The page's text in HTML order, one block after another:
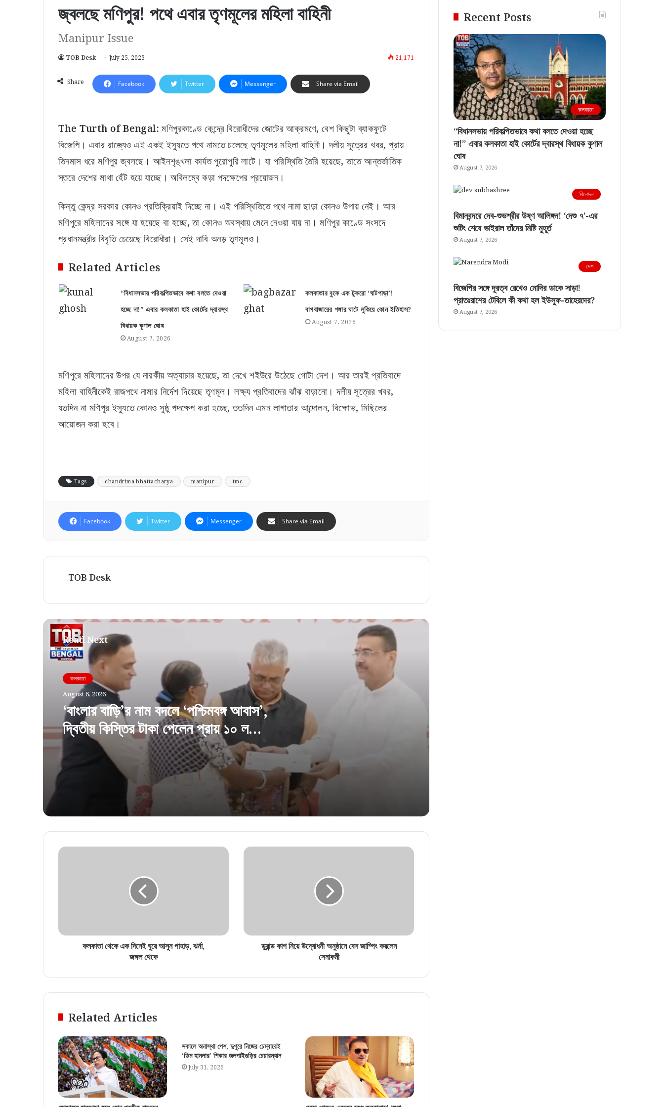
জ্বলছে মণিপুর! পথে এবার তৃণমূলের মহিলা বাহিনী
Manipur Issue
TOB Desk July 25, 2023 21,171
Share Facebook Twitter Messenger Share via Email
The Turth of Bengal: মণিপুরকাণ্ডে কেন্দ্রে বিরোধীদের জোটের আক্রমণে, বেশ কিছুটা ব্যাকফুটে
বিজেপি। এবার রাজ্যেও এই একই ইস্যুতে পথে নামতে চলেছে তৃণমূলের মহিলা বাহিনী। দলীয় সূত্রের খবর, প্রায়
তিনমাস ধরে মণিপুর জ্বলছে। আইনশৃঙ্খলা কার্যত পুরোপুরি লাটে। যা পরিস্থিতি তৈরি হয়েছে, তাতে আন্তর্জাতিক
স্তরে দেশের মাথা হেঁট হয়ে যাচ্ছে। অবিলম্বে কড়া পদক্ষেপের প্রয়োজন।
কিন্তু কেন্দ্র সরকার কোনও প্রতিক্রিয়াই দিচ্ছে না। এই পরিস্থিতিতে পথে নামা ছাড়া কোনও উপায় নেই। আর
মণিপুরে মহিলাদের সঙ্গে যা হয়েছে বা হচ্ছে, তা কোনও অবস্থায় মেনে নেওয়া যায় না। মণিপুর কাণ্ডে সংসদে
প্রধানমন্ত্রীর বিবৃতি চেয়েছে বিরোধীরা। সেই দাবি অনড় তৃণমূলও।
Related Articles
“বিধানসভায় পরিকল্পিতভাবে কথা বলতে দেওয়া
হচ্ছে না!” এবার কলকাতা হাই কোর্টের দ্বারস্থ
বিধায়ক কুণাল ঘোষ
August 7, 2026
কলকাতার বুকে এক টুকরো ‘ঘাটপাড়া’!
বাগবাজারের গঙ্গার ঘাটে লুকিয়ে কোন ইতিহাস?
August 7, 2026
মণিপুরে মহিলাদের উপর যে নারকীয় অত্যাচার হয়েছে, তা দেখে শইউরে উঠেছে গোটা দেশ। আর তারই প্রতিবাদে
মহিলা বাহিনীকেই রাজপথে নামার নির্দেশ দিয়েছে তৃণমূল। লক্ষ্য প্রতিবাদের ঝাঁঝ বাড়ানো। দলীয় সূত্রের খবর,
যতদিন না মণিপুর ইস্যুতে কোনও সুষ্ঠু পদক্ষেপ করা হচ্ছে, ততদিন এমন লাগাতার আন্দোলন, বিক্ষোভ, মিছিলের
আয়োজন করা হবে।
Tags chandrima bhattacharya manipur tmc
Facebook Twitter Messenger Share via Email
TOB Desk
Read Next
কলকাতা
August 6, 2026
‘বাংলার বাড়ি’র নাম বদলে ‘পশ্চিমবঙ্গ আবাস’,
দ্বিতীয় কিস্তির টাকা পেলেন প্রায় ১০ লক্ষ
উপভোক্তা
“তিন মাসে আবহাওয়া বদলাচ্ছে!” মিলন মেলায়
তোলাবাজি ও কাটমানি নিয়ে কড়া হুঙ্কার মুখ্যমন্ত্রীর
ফিরল ময়দানের এলিয়ট পার্কের পুরনো রূপ! টিনের বেড়া
সরিয়ে নাম না করে মমতাকে খোঁচা শুভেন্দুর
১২৫ দিনের কাজে ভুয়ো জব কার্ডের বিরুদ্ধে কড়া
অভিযান, অবৈধ চিহ্নিত ২১ লক্ষের বেশি কার্ড
মাঝরাস্তায় বিপদে পড়লেই ডায়াল ১০৭৩! নাগরিকদের
সুবিধার্থে কলকাতা পুলিশের বড় উদ্যোগ
মার্লিন গ্রুপ ও সিএসজেসি-এর উদ্যোগে ‘মার্লিন
কলকাতা থেকে এক দিনেই ঘুরে আসুন পাহাড়, ঝর্না,
জঙ্গল থেকে
ডুরান্ড কাপ নিয়ে উদ্বোধনী অনুষ্ঠানে বেস জাম্পিং করলেন
সেনাকর্মী
Related Articles
সকালে অনাস্থা পেশ, দুপুরে নিজের চেম্বারেই
‘ডিম হামলার’ শিকার জলপাইগুড়ির চেয়ারম্যান
July 31, 2026
Recent Posts
কলকাতা
“বিধানসভায় পরিকল্পিতভাবে কথা বলতে দেওয়া হচ্ছে
না!” এবার কলকাতা হাই কোর্টের দ্বারস্থ বিধায়ক কুণাল
ঘোষ
August 7, 2026
বিনোদন
বিমানবন্দরে দেব-শুভশ্রীর উষ্ণ আলিঙ্গন! ‘দেশু ৭’-এর
শুটিং শেষে ভাইরাল তাঁদের মিষ্টি মুহূর্ত
August 7, 2026
দেশ
বিজেপির সঙ্গে দূরত্ব রেখেও মোদির ডাকে সাড়া!
প্রাতঃরাশের টেবিলে কী কথা হল ইউসুফ-তাহেরদের?
August 7, 2026